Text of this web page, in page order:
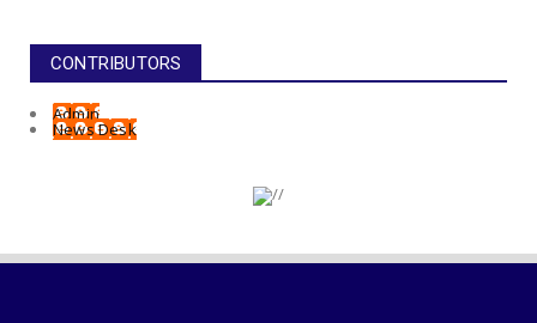
CONTRIBUTORS
Admin
News Desk